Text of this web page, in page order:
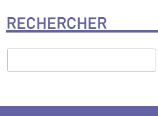
RECHERCHER